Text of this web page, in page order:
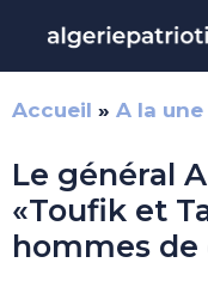
contenu
Accueil » A la une
Le général
«Toufik et
hommes de